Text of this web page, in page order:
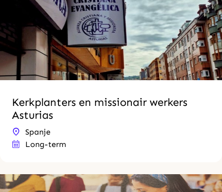
Kerkplanters en missionair werkers
Asturias
Spanje
Long-term